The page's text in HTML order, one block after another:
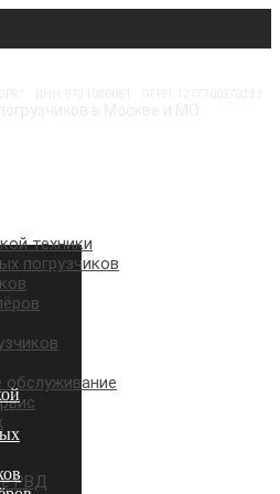
в Москве и МО
техники
погрузчиков
РВД